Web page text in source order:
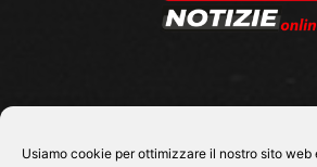
Usiamo cookie per ottimizzare il nostro sito web